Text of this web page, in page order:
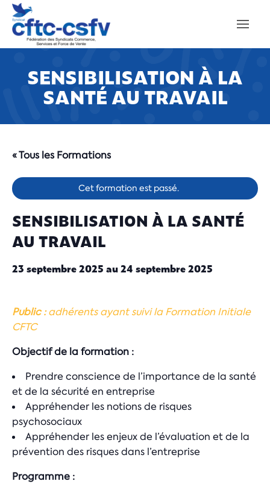
SENSIBILISATION À LA
SANTÉ AU TRAVAIL
« Tous les Formations
Cet formation est passé.
SENSIBILISATION À LA SANTÉ
AU TRAVAIL
23 septembre 2025 au24 septembre 2025
Public :adhérents ayant suivi la Formation Initiale
CFTC
Objectif de la formation :
Prendre conscience de l’importance de la santé
et de la sécurité en entreprise
Appréhender les notions de risques
psychosociaux
Appréhender les enjeux de l’évaluation et de la
prévention des risques dans l’entreprise
Programme :